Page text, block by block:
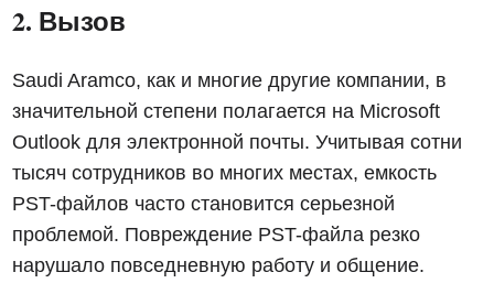
2. Вызов
Saudi Aramco, как и многие другие компании, в
значительной степени полагается на Microsoft
Outlook для электронной почты. Учитывая сотни
тысяч сотрудников во многих местах, емкость
PST-файлов часто становится серьезной
проблемой. Повреждение PST-файла резко
нарушало повседневную работу и общение.